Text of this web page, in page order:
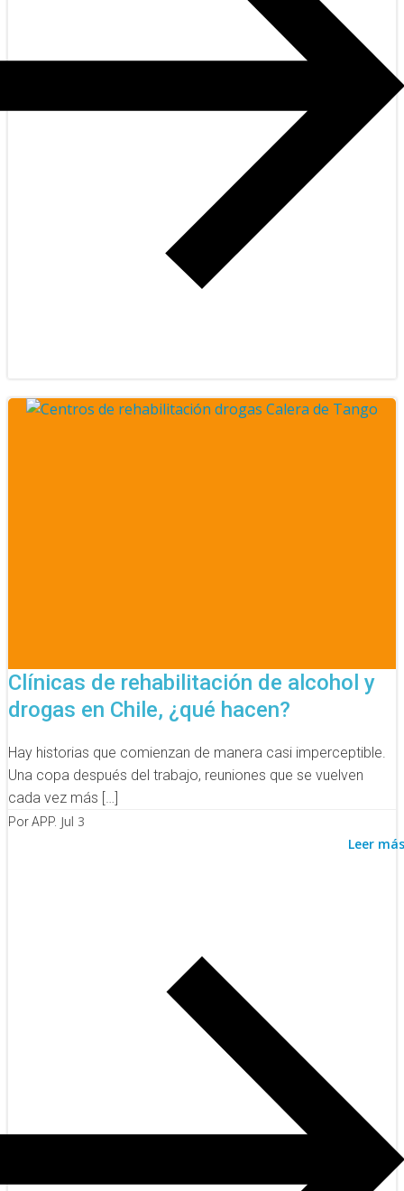
Clínicas de rehabilitación de alcohol y
drogas en Chile, ¿qué hacen?
Hay historias que comienzan de manera casi imperceptible.
Una copa después del trabajo, reuniones que se vuelven
cada vez más […]
Por APP. Jul 3
Leer más